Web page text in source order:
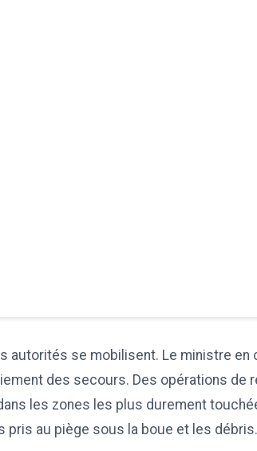
autorités se mobilisent. Le ministre en
des secours. Des opérations de
les zones les plus durement
pris au piège sous la boue et les débris.